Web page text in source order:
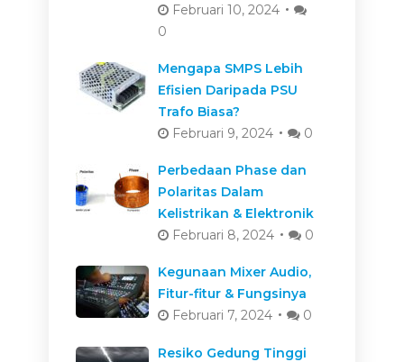
Februari 10, 2024
0
Mengapa SMPS Lebih
Efisien Daripada PSU
Trafo Biasa?
Februari 9, 2024
0
Perbedaan Phase dan
Polaritas Dalam
Kelistrikan & Elektronik
Februari 8, 2024
0
Kegunaan Mixer Audio,
Fitur-fitur & Fungsinya
Februari 7, 2024
0
Resiko Gedung Tinggi